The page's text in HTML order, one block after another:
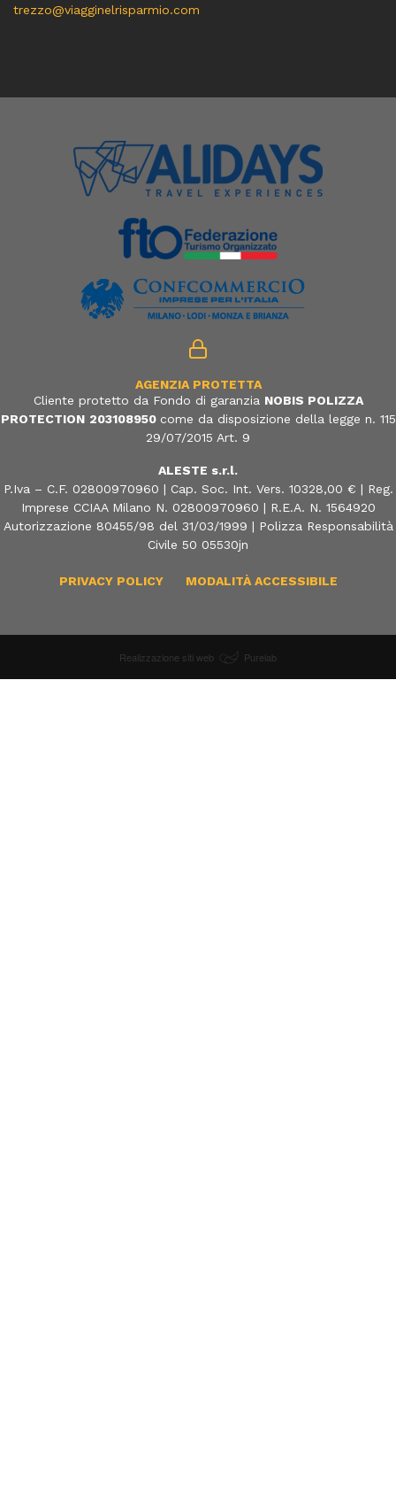
trezzo@viagginelrisparmio.com
AGENZIA PROTETTA
Cliente protetto da Fondo di garanzia NOBIS POLIZZA
PROTECTION 203108950 come da disposizione della legge n. 115
29/07/2015 Art. 9
ALESTE s.r.l.
P.Iva – C.F. 02800970960 | Cap. Soc. Int. Vers. 10328,00 € | Reg.
Imprese CCIAA Milano N. 02800970960 | R.E.A. N. 1564920
Autorizzazione 80455/98 del 31/03/1999 | Polizza Responsabilità
Civile 50 05530jn
PRIVACY POLICY MODALITÀ ACCESSIBILE
Realizzazione siti web Purelab